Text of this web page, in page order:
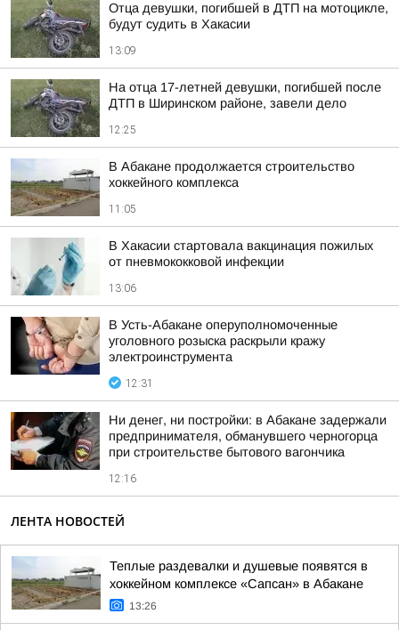
Отца девушки, погибшей в ДТП на мотоцикле,
будут судить в Хакасии
13:09
На отца 17-летней девушки, погибшей после
ДТП в Ширинском районе, завели дело
12:25
В Абакане продолжается строительство
хоккейного комплекса
11:05
В Хакасии стартовала вакцинация пожилых
от пневмококковой инфекции
13:06
В Усть-Абакане оперуполномоченные
уголовного розыска раскрыли кражу
электроинструмента
12:31
Ни денег, ни постройки: в Абакане задержали
предпринимателя, обманувшего черногорца
при строительстве бытового вагончика
12:16
ЛЕНТА НОВОСТЕЙ
Теплые раздевалки и душевые появятся в
хоккейном комплексе «Сапсан» в Абакане
13:26